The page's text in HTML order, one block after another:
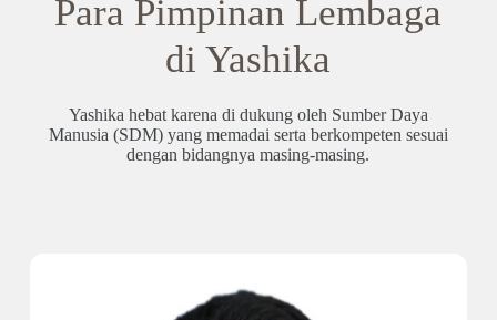
Para Pimpinan Lembaga
di Yashika
Yashika hebat karena di dukung oleh Sumber Daya
Manusia (SDM) yang memadai serta berkompeten sesuai
dengan bidangnya masing-masing.